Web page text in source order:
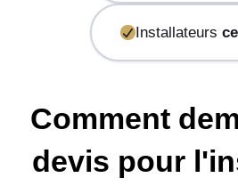
Installateurs
Comment
devis pour